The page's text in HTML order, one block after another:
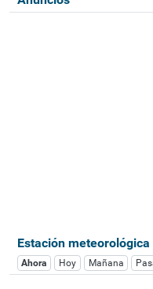
Estación meteorológica
Ahora Hoy Mañana